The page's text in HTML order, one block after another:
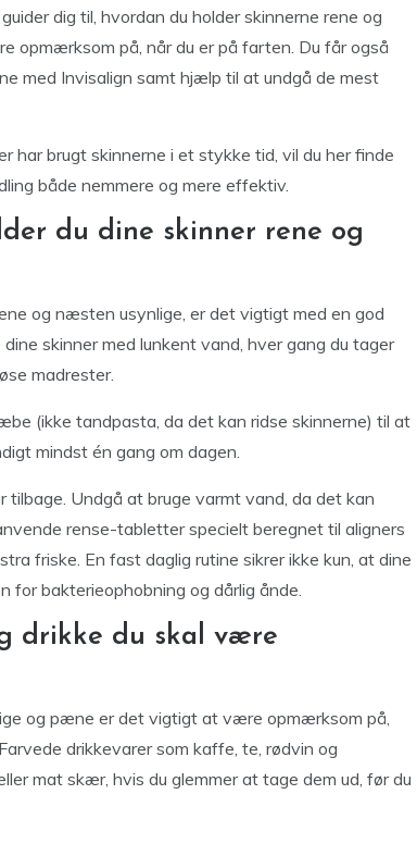
dig til, hvordan du holder skinnerne rene og
opmærksom på, når du er på farten. Du får også
med Invisalign samt hjælp til at undgå de mest
har brugt skinnerne i et stykke tid, vil du her finde
både nemmere og mere effektiv.
du dine skinner rene og
og næsten usynlige, er det vigtigt med en god
skinner med lunkent vand, hver gang du tager
madrester.
(ikke tandpasta, da det kan ridse skinnerne) til at
mindst én gang om dagen.
Undgå at bruge varmt vand, da det kan
rense-tabletter specielt beregnet til aligners
friske. En fast daglig rutine sikrer ikke kun, at dine
for bakterieophobning og dårlig ånde.
drikke du skal være
og pæne er det vigtigt at være opmærksom på,
drikkevarer som kaffe, te, rødvin og
mat skær, hvis du glemmer at tage dem ud, før du